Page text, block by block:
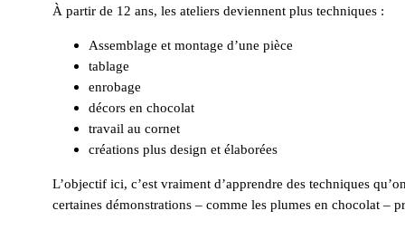
À partir de 12 ans, les ateliers deviennent plus techniques :
Assemblage et montage d’une pièce
tablage
enrobage
décors en chocolat
travail au cornet
créations plus design et élaborées
L’objectif ici, c’est vraiment d’apprendre des techniques
certaines démonstrations – comme les plumes en chocolat –